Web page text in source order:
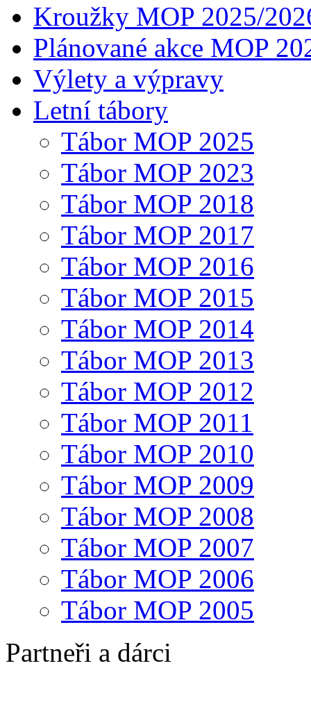
Kroužky MOP 2025/
Plánované akce MOP
Výlety a výpravy
Letní tábory
Tábor MOP 2025
Tábor MOP 2023
Tábor MOP 2018
Tábor MOP 2017
Tábor MOP 2016
Tábor MOP 2015
Tábor MOP 2014
Tábor MOP 2013
Tábor MOP 2012
Tábor MOP 2011
Tábor MOP 2010
Tábor MOP 2009
Tábor MOP 2008
Tábor MOP 2007
Tábor MOP 2006
Tábor MOP 2005
Partneři a dárci